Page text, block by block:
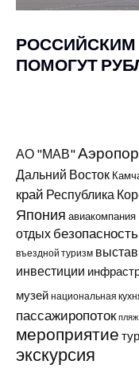
ПОМОГУТ
АО "МАВ"
Дальний Восток
край Республика
Япония авиакомпания
отдых безопасность
въездной туризм
инвестиции
музей национальная
пассажиропоток пляж
мероприятие
экскурсия